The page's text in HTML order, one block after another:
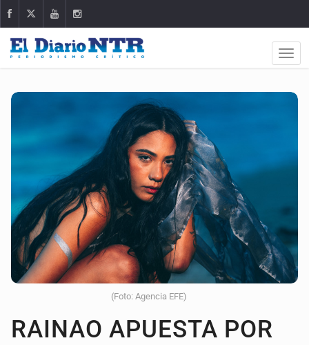
(Foto: Agencia EFE)
RAINAO APUESTA POR